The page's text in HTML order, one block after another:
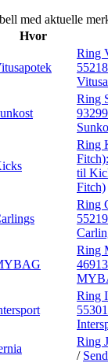
med aktuelle
Hvor
Ring
Ring
Ring
Fitch):
til
Fitch)
Ring
Ring
Ring
Ring
/